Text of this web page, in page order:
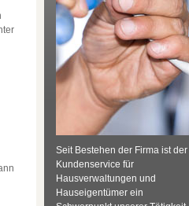
Seit Bestehen der Firma ist der
Kundenservice für
Hausverwaltungen und
Hauseigentümer ein